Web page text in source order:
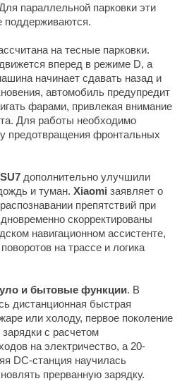
параллельной парковки эти
поддерживаются.
на тесные парковки.
вперед в режиме D, а
начинает сдавать назад и
автомобиль предупредит
фарами, привлекая внимание
Для работы необходимо
предотвращения фронтальных
SU7 дополнительно улучшили
и туман. Xiaomi заявляет о
препятствий при
скорректированы
навигационном ассистенте,
на трассе и логика
и бытовые функции. В
дистанционная быстрая
или холоду, первое поколение
с расчетом
на электричество, а 20-
DC-станция научилась
прерванную зарядку.